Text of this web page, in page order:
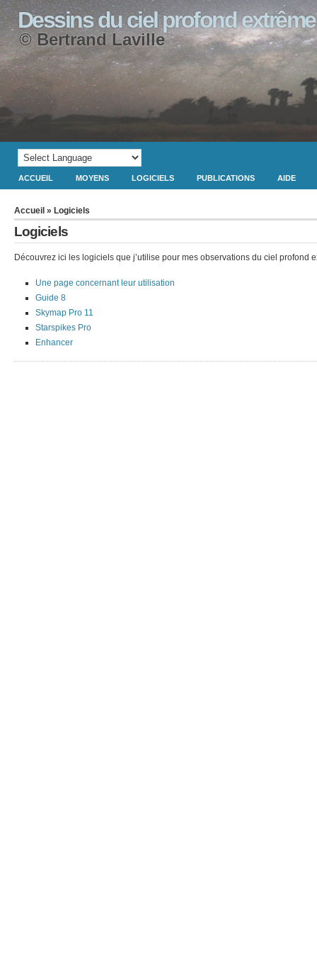
Dessins du ciel profond extrême
© Bertrand Laville
ACCUEIL MOYENS LOGICIELS PUBLICATIONS AIDE
Accueil » Logiciels
Logiciels
Découvrez ici les logiciels que j’utilise pour mes observations du ciel profond
Une page concernant leur utilisation
Guide 8
Skymap Pro 11
Starspikes Pro
Enhancer